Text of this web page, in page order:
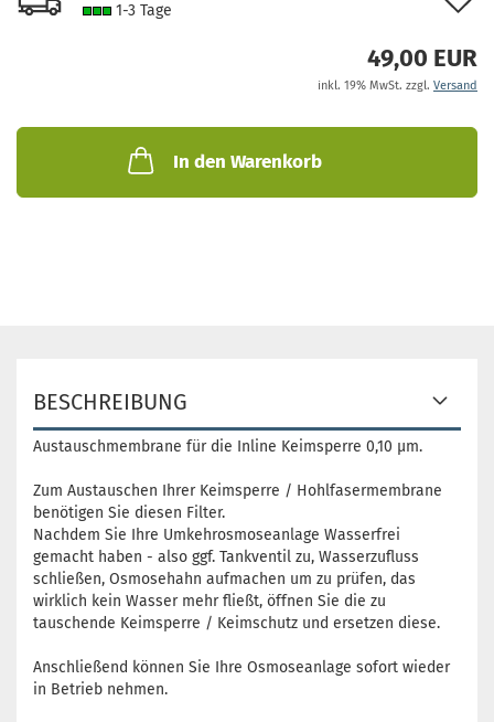
1-3 Tage
49,00 EUR
inkl. 19% MwSt. zzgl. Versand
In den Warenkorb
BESCHREIBUNG
Austauschmembrane für die Inline Keimsperre 0,10 µm.
Zum Austauschen Ihrer Keimsperre / Hohlfasermembrane
benötigen Sie diesen Filter.
Nachdem Sie Ihre Umkehrosmoseanlage Wasserfrei
gemacht haben - also ggf. Tankventil zu, Wasserzufluss
schließen, Osmosehahn aufmachen um zu prüfen, das
wirklich kein Wasser mehr fließt, öffnen Sie die zu
tauschende Keimsperre / Keimschutz und ersetzen diese.
Anschließend können Sie Ihre Osmoseanlage sofort wieder
in Betrieb nehmen.